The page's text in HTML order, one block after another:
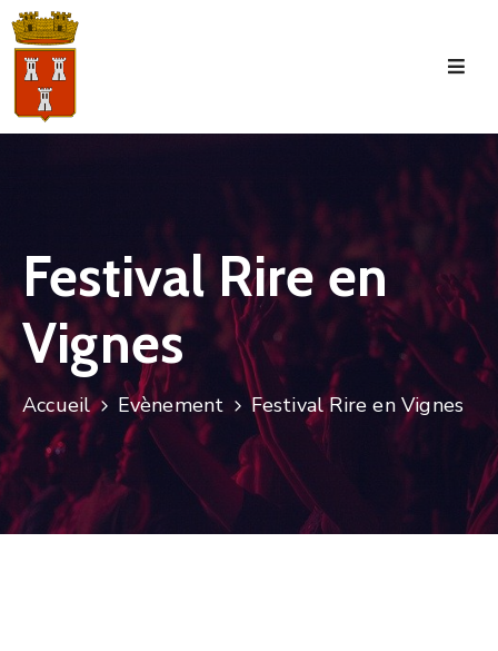
Accueil
Manifestations
Vie
Municipale
Services
Jeunesse
Festival Rire en
Vignes
Accueil Evènement Festival Rire en Vignes